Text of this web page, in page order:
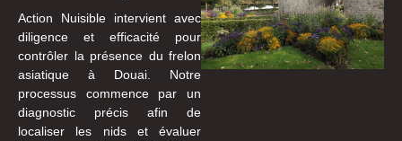
Action Nuisible intervient avec
diligence et efficacité pour
contrôler la présence du frelon
asiatique à Douai. Notre
processus commence par un
diagnostic précis afin de
localiser les nids et évaluer